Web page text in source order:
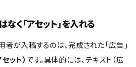
なく「アセット」を入れる
者が入稿するのは、完成された「広告」
ット）です。具体的には、テキスト（広